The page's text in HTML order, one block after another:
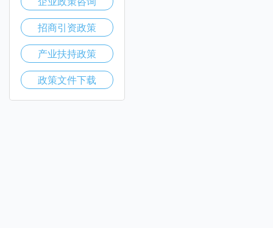
招商引资政策
产业扶持政策
政策文件下载